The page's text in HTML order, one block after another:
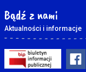
Bądź z nami
Aktualności i informacje